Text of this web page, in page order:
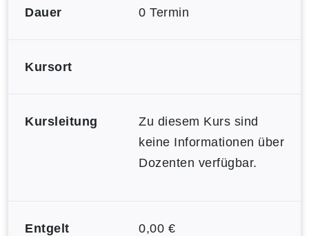
Dauer 0 Termin
Kursort
Kursleitung
Zu diesem Kurs sind
keine Informationen über
Dozenten verfügbar.
Entgelt 0,00 €